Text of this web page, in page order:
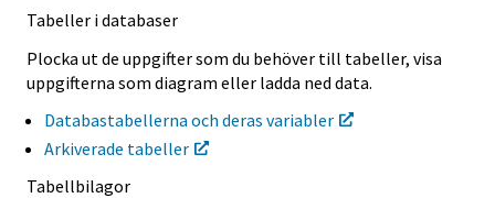
Tabeller i databaser
Plocka ut de uppgifter som du behöver till tabeller, visa
uppgifterna som diagram eller ladda ned data.
Databastabellerna och deras variabler
Arkiverade tabeller
Tabellbilagor